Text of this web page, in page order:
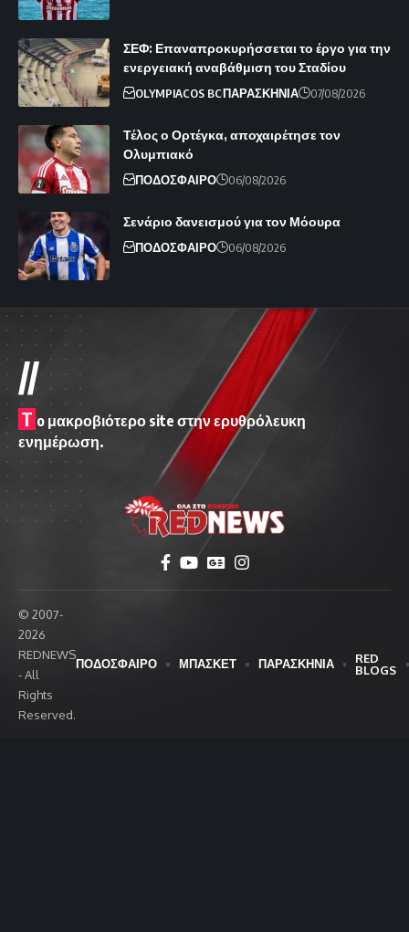
ΣΕΦ: Επαναπροκυρήσσεται το έργο για την
ενεργειακή αναβάθμιση του Σταδίου
OLYMPIACOS BCΠΑΡΑΣΚΗΝΙΑ 07/08/2026
Τέλος ο Ορτέγκα, αποχαιρέτησε τον
Ολυμπιακό
ΠΟΔΟΣΦΑΙΡΟ 06/08/2026
Σενάριο δανεισμού για τον Μόουρα
ΠΟΔΟΣΦΑΙΡΟ 06/08/2026
//
T o μακροβιότερο site στην ερυθρόλευκη
ενημέρωση.
© 2007-
2026
REDNEWS
- All
Rights
Reserved.
ΠΟΔΟΣΦΑΙΡΟ ΜΠΑΣΚΕΤ ΠΑΡΑΣΚΗΝΙΑ
RED
BLOGS